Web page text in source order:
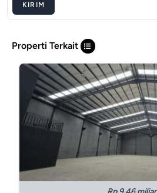
KIRIM
Properti Terkait